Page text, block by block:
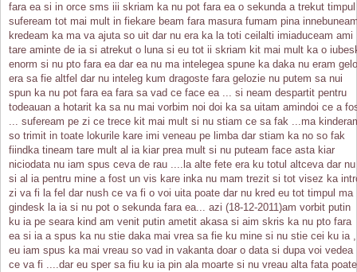
fara ea si in orce sms iii skriam ka nu pot fara ea o sekunda a trekut timpul
sufeream tot mai mult in fiekare beam fara masura fumam pina
kredeam ka ma va ajuta so uit dar nu era ka la toti ceilalti imiaduceam ami
tare aminte de ia si atrekut o luna si eu tot ii skriam kit mai mult ka o
enorm si nu pto fara ea dar ea nu ma intelegea spune ka daka nu eram
era sa fie altfel dar nu inteleg kum dragoste fara gelozie nu putem sa nui
spun ka nu pot fara ea fara sa vad ce face ea ... si neam despartit pentru
todeauan a hotarit ka sa nu mai vorbim noi doi ka sa uitam amindoi ce a
... sufeream pe zi ce trece kit mai mult si nu stiam ce sa fak ...ma
so trimit in toate lokurile kare imi veneau pe limba dar stiam ka no so fak
fiindka tineam tare mult al ia kiar prea mult si nu puteam face asta kiar
niciodata nu iam spus ceva de rau ....la alte fete era ku totul altceva dar nu
si al ia pentru mine a fost un vis kare inka nu mam trezit si tot visez ka
zi va fi la fel dar nush ce va fi o voi uita poate dar nu kred eu tot timpul ma
gindesk la ia si nu pot o sekunda fara ea... azi (18-12-2011)am vorbit putin
ku ia pe seara kind am venit putin ametit akasa si aim skris ka nu pto fara
ea si ia a spus ka nu stie daka mai vrea sa fie ku mine si nu stie cei ku ia ,
eu iam spus ka mai vreau so vad in vakanta doar o data si dupa voi vedea
ce va fi ....dar eu sper sa fiu ku ia pin ala moarte si nu vreau alta fata poate